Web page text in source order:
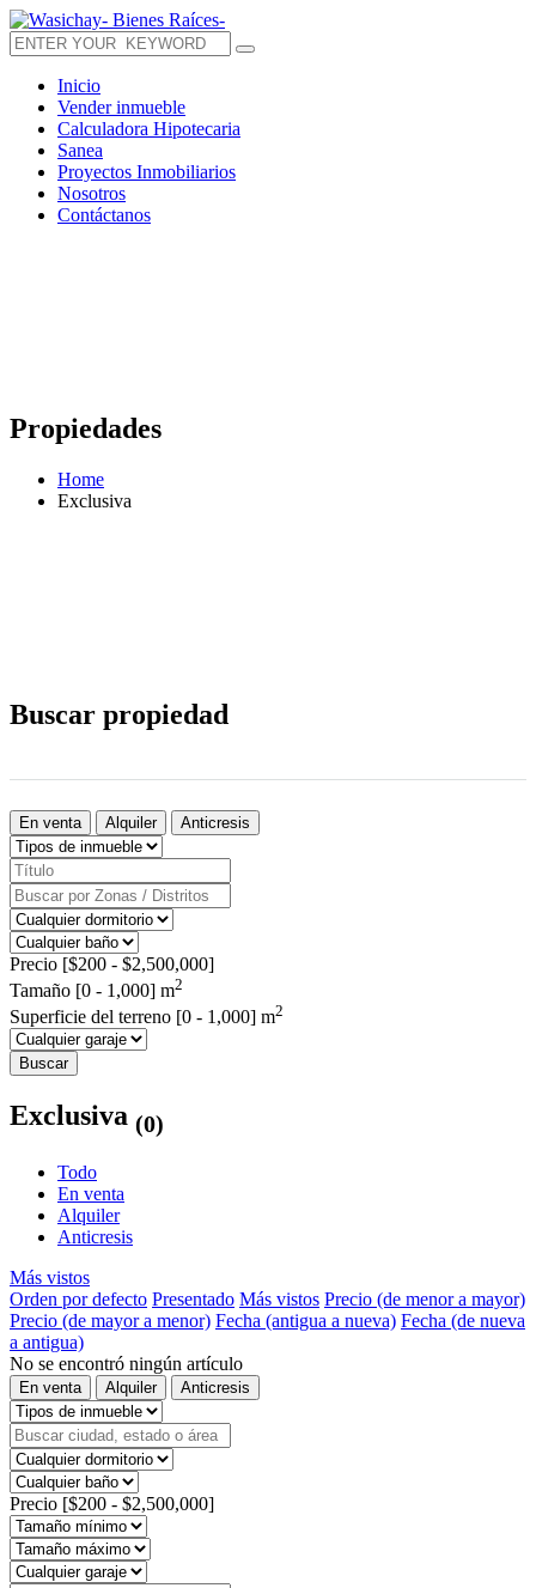
Inicio
Vender inmueble
Calculadora Hipotecaria
Sanea
Proyectos Inmobiliarios
Nosotros
Contáctanos
Propiedades
Home
Exclusiva
Buscar propiedad
En venta Alquiler Anticresis
Precio [$200 - $2,500,000]
Tamaño [0 - 1,000] m2
Superficie del terreno [0 - 1,000] m2
Buscar
Exclusiva (0)
Todo
En venta
Alquiler
Anticresis
Más vistos
Orden por defecto Presentado Más vistos Precio (de menor a mayor)
Precio (de mayor a menor) Fecha (antigua a nueva) Fecha (de nueva
a antigua)
No se encontró ningún artículo
En venta Alquiler Anticresis
Precio [$200 - $2,500,000]